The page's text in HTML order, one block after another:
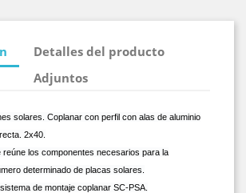
Detalles del producto
Adjuntos
solares. Coplanar con perfil con alas de aluminio
2x40.
reúne los componentes necesarios para la
determinado de placas solares.
de montaje coplanar SC-PSA.